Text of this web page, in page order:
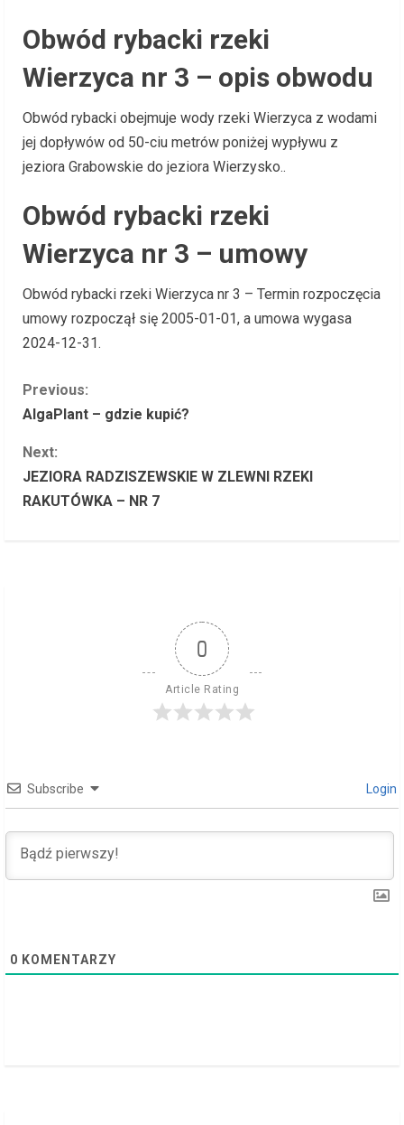
Obwód rybacki rzeki
Wierzyca nr 3 – opis obwodu
Obwód rybacki obejmuje wody rzeki Wierzyca z wodami
jej dopływów od 50-ciu metrów poniżej wypływu z
jeziora Grabowskie do jeziora Wierzysko..
Obwód rybacki rzeki
Wierzyca nr 3 – umowy
Obwód rybacki rzeki Wierzyca nr 3 – Termin rozpoczęcia
umowy rozpoczął się 2005-01-01, a umowa wygasa
2024-12-31.
C
n
t
d
i
n
Previous:
AlgaPlant – gdzie kupić?
Next:
JEZIORA RADZISZEWSKIE W ZLEWNI RZEKI
RAKUTÓWKA – NR 7
0
Article Rating
Subscribe Login
0 KOMENTARZY